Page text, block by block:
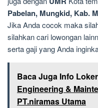
Pabelan, Mungkid, Kab.
Jika Anda cocok maka
silahkan cari lowongan
serta gaji yang Anda
Baca Juga Info
Engineering &
PT.niramas Utama